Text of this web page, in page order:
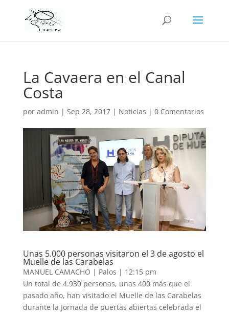
La Cavaera en el Canal
Costa
por admin | Sep 28, 2017| Noticias | 0 Comentarios
Unas 5.000 personas visitaron el 3 de agosto el
Muelle de las Carabelas
MANUEL CAMACHO | Palos | 12:15 pm
Un total de 4.930 personas, unas 400 más que el
pasado año, han visitado el Muelle de las Carabelas
durante la Jornada de puertas abiertas celebrada el